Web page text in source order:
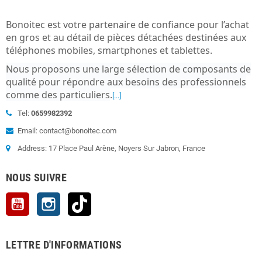
Bonoitec est votre partenaire de confiance pour l’achat
en gros et au détail de pièces détachées destinées aux
téléphones mobiles, smartphones et tablettes.
Nous proposons une large sélection de composants de
qualité pour répondre aux besoins des professionnels
comme des particuliers. [...]
Tel: 0659982392
Email: contact@bonoitec.com
Address: 17 Place Paul Arène, Noyers Sur Jabron, France
NOUS SUIVRE
YouTube Instagram
LETTRE D'INFORMATIONS